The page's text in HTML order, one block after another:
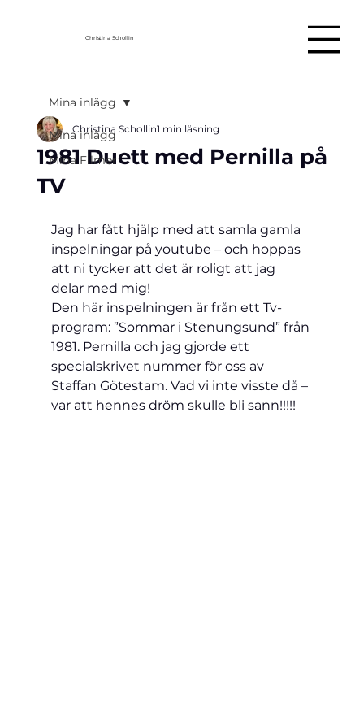
Christina Schollin
Mina inlägg
Mina Filmer
Mina inlägg
1981 Duett med Pernilla på
TV
Christina Schollin1 min läsning
Jag har fått hjälp med att samla gamla
inspelningar på youtube – och hoppas
att ni tycker att det är roligt att jag
delar med mig!
Den här inspelningen är från ett Tv-
program: ”Sommar i Stenungsund” från
1981. Pernilla och jag gjorde ett
specialskrivet nummer för oss av
Staffan Götestam. Vad vi inte visste då –
var att hennes dröm skulle bli sann!!!!!